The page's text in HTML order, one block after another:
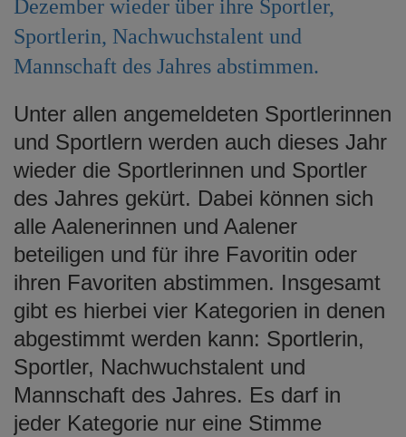
Dezember wieder über ihre Sportler,
Sportlerin, Nachwuchstalent und
Mannschaft des Jahres abstimmen.
Unter allen angemeldeten Sportlerinnen
und Sportlern werden auch dieses Jahr
wieder die Sportlerinnen und Sportler
des Jahres gekürt. Dabei können sich
alle Aalenerinnen und Aalener
beteiligen und für ihre Favoritin oder
ihren Favoriten abstimmen. Insgesamt
gibt es hierbei vier Kategorien in denen
abgestimmt werden kann: Sportlerin,
Sportler, Nachwuchstalent und
Mannschaft des Jahres. Es darf in
jeder Kategorie nur eine Stimme